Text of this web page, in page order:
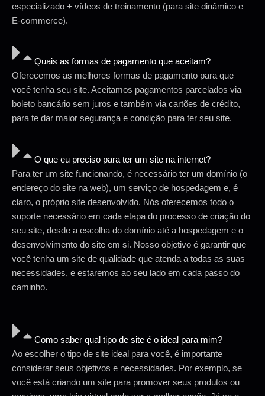
especializado + vídeos de treinamento (para site dinâmico e
E-commerce).
Quais as formas de pagamento que aceitam?
Oferecemos as melhores formas de pagamento para que
você tenha seu site. Aceitamos pagamentos parcelados via
boleto bancário sem juros e também via cartões de crédito,
para te dar maior segurança e condição para ter seu site.
O que eu preciso para ter um site na internet?
Para ter um site funcionando, é necessário ter um domínio (o
endereço do site na web), um serviço de hospedagem e, é
claro, o próprio site desenvolvido. Nós oferecemos todo o
suporte necessário em cada etapa do processo de criação do
seu site, desde a escolha do domínio até a hospedagem e o
desenvolvimento do site em si. Nosso objetivo é garantir que
você tenha um site de qualidade que atenda a todas as suas
necessidades, e estaremos ao seu lado em cada passo do
caminho.
Como saber qual tipo de site é o ideal para mim?
Ao escolher o tipo de site ideal para você, é importante
considerar seus objetivos e necessidades. Por exemplo, se
você está criando um site para promover seus produtos ou